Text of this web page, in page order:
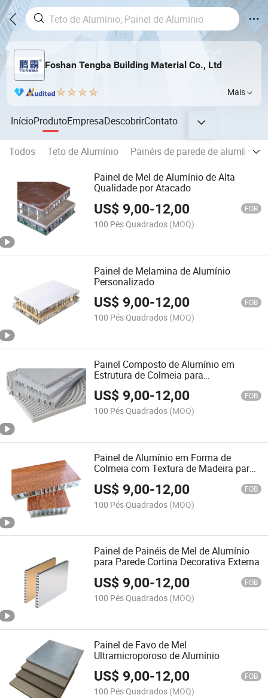
Foshan Tengba Building Material Co., Ltd
Mais
InícioProdutoEmpresaDescobrirContato
Todos Teto de Alumínio
Painéis de parede de alumínio
Painel de Mel de Alumínio de Alta
Qualidade por Atacado
US$ 9,00-12,00 FOB
100 Pés Quadrados (MOQ)
Painel de Melamina de Alumínio
Personalizado
US$ 9,00-12,00 FOB
100 Pés Quadrados (MOQ)
Painel Composto de Alumínio em
Estrutura de Colmeia para
Revestimentos de Fachadas de
Paredes
US$ 9,00-12,00 FOB
100 Pés Quadrados (MOQ)
Painel de Alumínio em Forma de
Colmeia com Textura de Madeira para
US$ 9,00-12,00 FOB
100 Pés Quadrados (MOQ)
Painel de Painéis de Mel de Alumínio
para Parede Cortina Decorativa Externa
US$ 9,00-12,00 FOB
100 Pés Quadrados (MOQ)
Painel de Favo de Mel
Ultramicroporoso de Alumínio
US$ 9,00-12,00 FOB
100 Pés Quadrados (MOQ)